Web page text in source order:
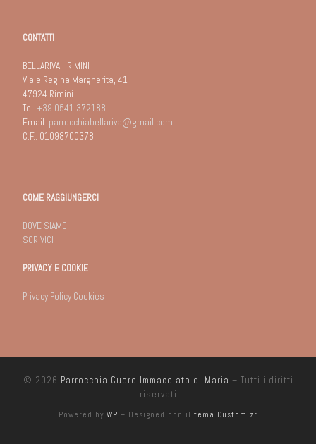
CONTATTI
BELLARIVA - RIMINI
Viale Regina Margherita, 41
47924 Rimini
Tel. +39 0541 372188
Email: parrocchiabellariva@gmail.com
C.F.: 01098700378
COME RAGGIUNGERCI
DOVE SIAMO
SCRIVICI
PRIVACY E COOKIE
Privacy Policy Cookies
© 2026 Parrocchia Cuore Immacolato di Maria – Tutti i diritti
riservati
Powered by WP – Designed con il tema Customizr